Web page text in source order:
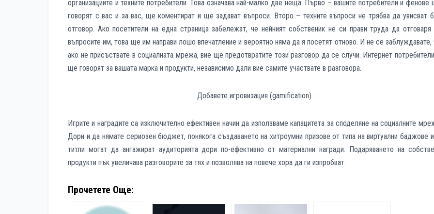
организациите и техните потребители. Това означава най-малко две неща. Първо – вашите потребители и фенове
говорят с вас и за вас, ще коментират и ще задават въпроси. Второ – техните въпроси не трябва да увисват
отговор. Ако посетители на една страница забележат, че нейният собственик не си прави труда да отговаря
въпросите им, това ще им направи лошо впечатление и вероятно няма да я посетят отново. И не се заблуждавате,
ако не присъствате в социалната мрежа, вие ще предотвратите този разговор да се случи. Интернет
ще говорят за вашата марка и продукти, независимо дали вие самите участвате в разговора.
Добавете игровизация (gamification)
Игрите и наградите са изключително ефективен начин да използваме капацитета за споделяне на социалните
Дори и да нямате сериозен бюджет, понякога създаването на хитроумни призове от типа на виртуални баджове
титли могат да ангажират аудиторията дори по-ефективно от материални награди. Подаряването на
продукти пък увеличава разговорите за тях и позволява на повече хора да ги изпробват.
Прочетете Още: